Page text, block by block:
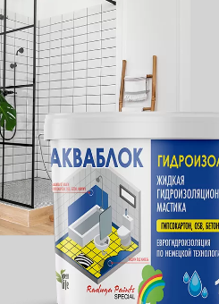
материалы
материалы
Электро-